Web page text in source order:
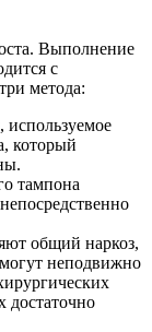
Выполнение
с
метода:
который
тампона
общий наркоз,
неподвижно
достаточно